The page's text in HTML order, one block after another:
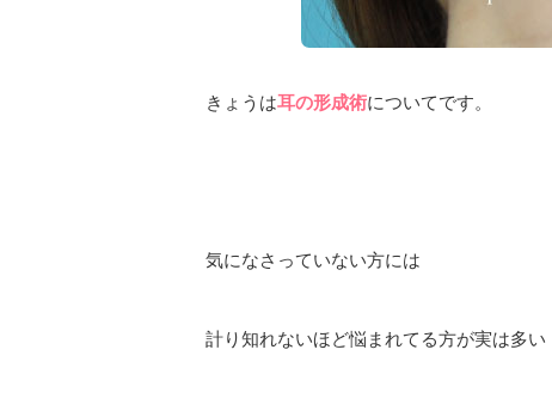
きょうは耳の形成術についてです。
気になさっていない方には
計り知れないほど悩まれてる方が実は多い